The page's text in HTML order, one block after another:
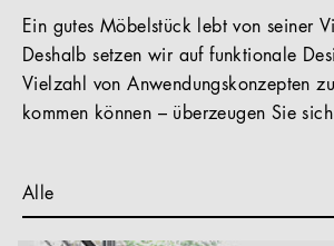
Ein gutes Möbelstück lebt von seiner
Deshalb setzen wir auf funktionale
Vielzahl von Anwendungskonzepten
kommen können – überzeugen Sie
Alle